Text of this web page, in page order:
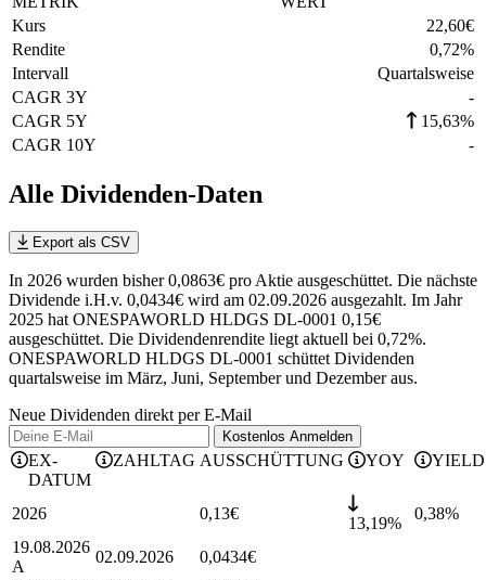
Kurs
22,60€
Rendite
0,72%
Intervall
Quartalsweise
CAGR 3Y
-
CAGR 5Y
15,63%
CAGR 10Y
-
Alle Dividenden-Daten
Export als CSV
In 2026 wurden bisher 0,0863€ pro Aktie ausgeschüttet. Die nächste
Dividende i.H.v. 0,0434€ wird am 02.09.2026 ausgezahlt. Im Jahr
2025 hat ONESPAWORLD HLDGS DL-0001 0,15€
ausgeschüttet. Die Dividendenrendite liegt aktuell bei 0,72%.
ONESPAWORLD HLDGS DL-0001 schüttet Dividenden
quartalsweise im März, Juni, September und Dezember aus.
Neue Dividenden direkt per E-Mail
Kostenlos Anmelden
EX-
DATUM
ZAHLTAG AUSSCHÜTTUNG YOY YIELD
2026 0,13€
13,19%
0,38%
19.08.2026
A
02.09.2026 0,0434€